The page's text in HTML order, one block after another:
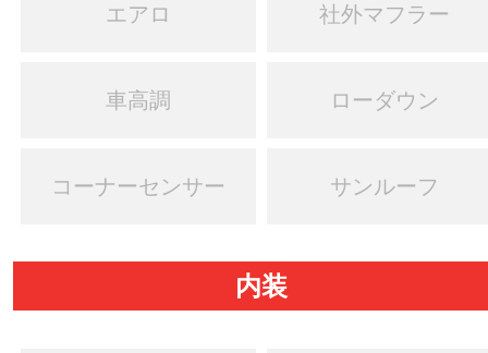
エアロ 社外マフラー
車高調 ローダウン
コーナーセンサー サンルーフ
内装